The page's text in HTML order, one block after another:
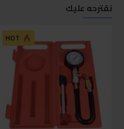
نقترحه عليك
HOT